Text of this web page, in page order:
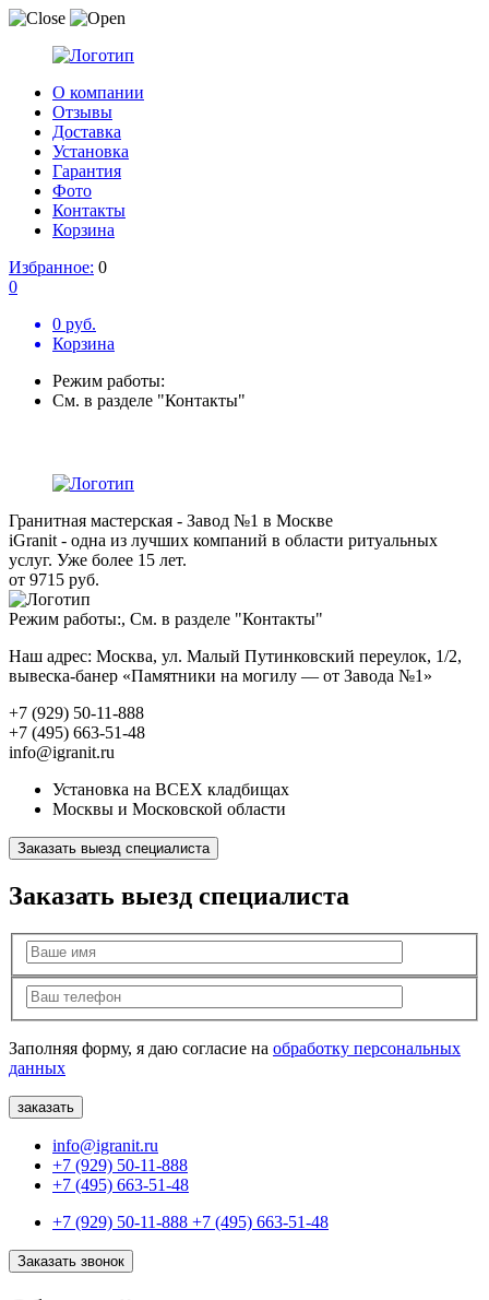
О компании
Отзывы
Доставка
Установка
Гарантия
Фото
Контакты
Корзина
Избранное: 0
0
0 руб.
Корзина
Режим работы:
См. в разделе "Контакты"
Гранитная мастерская - Завод №1 в Москве
iGranit - одна из лучших компаний в области ритуальных
услуг. Уже более 15 лет.
от 9715 руб.
Режим работы:, См. в разделе "Контакты"
Наш адрес: Москва, ул. Малый Путинковский переулок, 1/2,
вывеска-банер «Памятники на могилу — от Завода №1»
+7 (929) 50-11-888
+7 (495) 663-51-48
info@igranit.ru
Установка на ВСЕХ кладбищах
Москвы и Московской области
Заказать выезд специалиста
Заказать выезд специалиста
Заполняя форму, я даю согласие на обработку персональных
данных
info@igranit.ru
+7 (929) 50-11-888
+7 (495) 663-51-48
+7 (929) 50-11-888 +7 (495) 663-51-48
Заказать звонок